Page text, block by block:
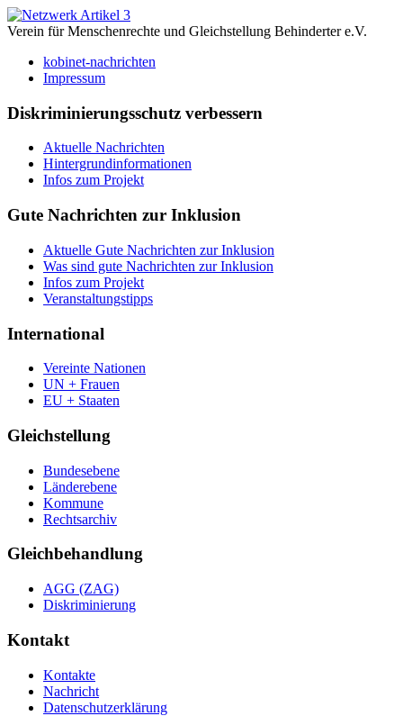
Verein für Menschenrechte und Gleichstellung Behinderter e.V.
kobinet-nachrichten
Impressum
Diskriminierungsschutz verbessern
Aktuelle Nachrichten
Hintergrundinformationen
Infos zum Projekt
Gute Nachrichten zur Inklusion
Aktuelle Gute Nachrichten zur Inklusion
Was sind gute Nachrichten zur Inklusion
Infos zum Projekt
Veranstaltungstipps
International
Vereinte Nationen
UN + Frauen
EU + Staaten
Gleichstellung
Bundesebene
Länderebene
Kommune
Rechtsarchiv
Gleichbehandlung
AGG (ZAG)
Diskriminierung
Kontakt
Kontakte
Nachricht
Datenschutzerklärung